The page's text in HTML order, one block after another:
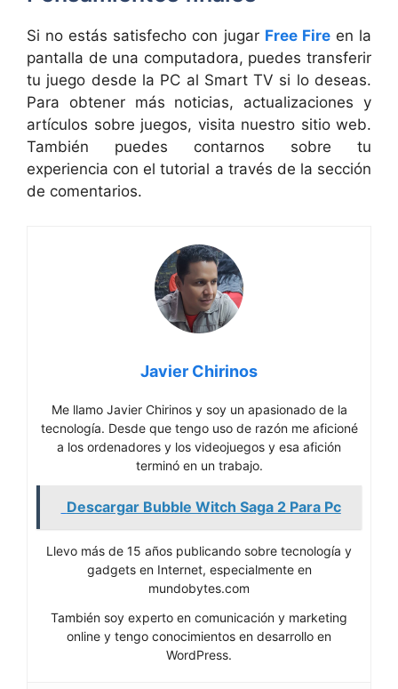
Si no estás satisfecho con jugar Free Fireen la
pantalla de una computadora, puedes transferir
tu juego desde la PC al Smart TV si lo deseas.
Para obtener más noticias, actualizaciones y
artículos sobre juegos, visita nuestro sitio web.
También puedes contarnos sobre tu
experiencia con el tutorial a través de la sección
de comentarios.
Javier Chirinos
Me llamo Javier Chirinos y soy un apasionado de la
tecnología. Desde que tengo uso de razón me aficioné
a los ordenadores y los videojuegos y esa afición
terminó en un trabajo.
Descargar Bubble Witch Saga 2 Para Pc
Llevo más de 15 años publicando sobre tecnología y
gadgets en Internet, especialmente en
mundobytes.com
También soy experto en comunicación y marketing
online y tengo conocimientos en desarrollo en
WordPress.